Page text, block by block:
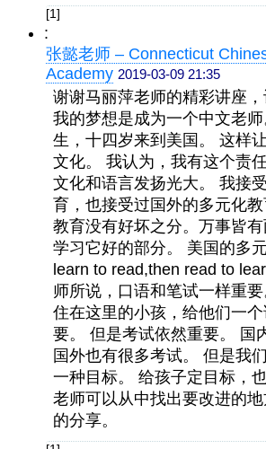
[1]
:
张懿老师 – Connecticut
Academy 2019-03-09 21:35
谢谢马丽萍老师的精彩讲座，
我的梦想是成为一个中文老
生，十四岁来到美国。 这样
文化。 我认为，我有这个责
文化和语言发扬光大。 我接
育，也接受过国外的多元化
教育没有好坏之分。万事皆
学习它好的部分。 美国的多
learn to read,then read to
师所说，口语和笔试一样重
住在这里的小孩，给他们一
要。 但是考试依然重要。 国
国外也有很多考试。 但是我
一种目标。 给孩子定目标，
老师可以从中找出要改进的
的分享。